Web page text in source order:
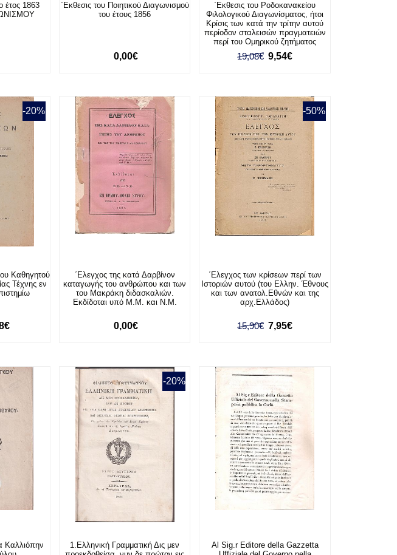
έτος 1863
΄Εκθεσις του Ποιητικού Διαγωνισμού
του έτους 1856
0,00€
΄Εκθεσις του Ροδοκανακείου
Φιλολογικού Διαγωνίσματος, ήτοι
Κρίσις των κατά την τρίτην αυτού
περίοδον σταλεισών πραγματειών
περί του Ομηρικού ζητήματος
19,08€ 9,54€
-20%
Καθηγητού
Τέχνης εν
΄Ελεγχος της κατά Δαρβίνον
καταγωγής του ανθρώπου και των
του Μακράκη διδασκαλιών.
Εκδίδοται υπό Μ.Μ. και Ν.Μ.
0,00€
-50%
΄Ελεγχος των κρίσεων περί των
Ιστοριών αυτού (του Ελλην. Έθνους
και των ανατολ.Εθνών και της
αρχ.Ελλάδος)
15,90€ 7,95€
Καλλιόπην
-20%
1.Ελληνική Γραμματική Δις μεν
Al Sig.r Editore della Gazzetta